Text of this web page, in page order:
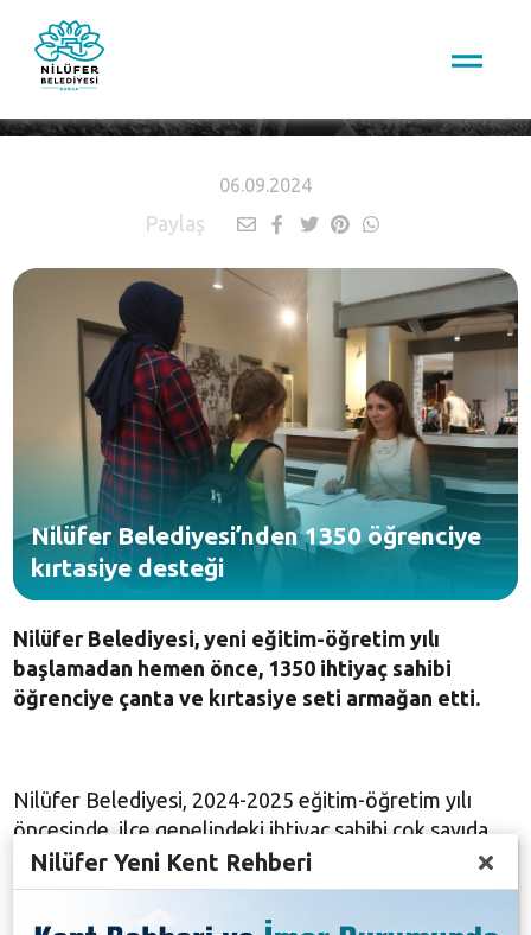
06.09.2024
Paylaş
Nilüfer Belediyesi’nden 1350 öğrenciye
kırtasiye desteği
Nilüfer Belediyesi, yeni eğitim-öğretim yılı
başlamadan hemen önce, 1350 ihtiyaç sahibi
öğrenciye çanta ve kırtasiye seti armağan etti.
Nilüfer Belediyesi, 2024-2025 eğitim-öğretim yılı
öncesinde, ilçe genelindeki ihtiyaç sahibi çok sayıda
öğrenciye destek oluyor. Nilüfer’de ikamet eden ilk
ve ortaöğretimde öğrenim gören ihtiyaç çocuklara
çanta ve kırtasiye seti hediye eden Nilüfer Belediyesi
Nilüfer Yeni Kent Rehberi